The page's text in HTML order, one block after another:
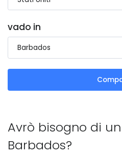
vado in
Avrò bisogno di
Barbados?